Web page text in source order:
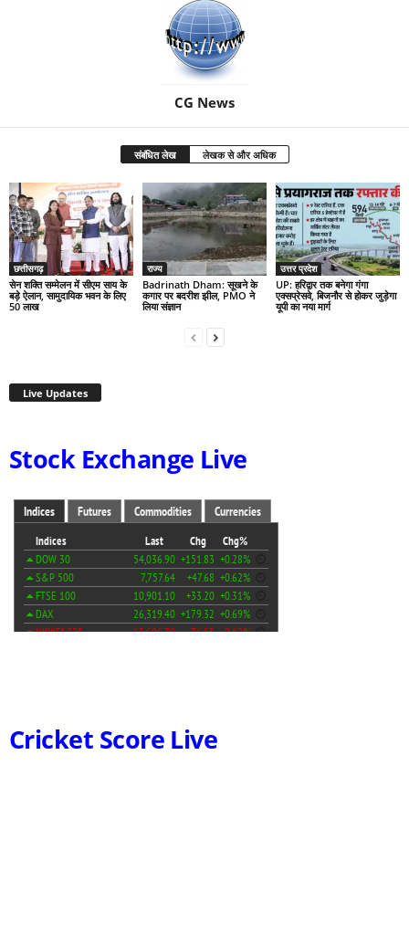
CG News
संबंधित लेख लेखक से और अधिक
छत्तीसगढ़
सेन शक्ति सम्मेलन में सीएम साय के
बड़े ऐलान, सामुदायिक भवन के लिए
50 लाख
राज्य
Badrinath Dham: सूखने के
कगार पर बदरीश झील, PMO ने
लिया संज्ञान
उत्तर प्रदेश
UP: हरिद्वार तक बनेगा गंगा
एक्सप्रेसवे, बिजनौर से होकर जुड़ेगा
यूपी का नया मार्ग
Live Updates
Stock Exchange Live
Cricket Score Live